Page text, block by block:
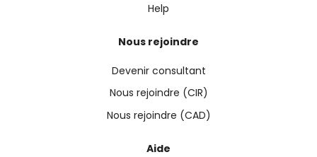
Help
Nous rejoindre
Devenir consultant
Nous rejoindre (CIR)
Nous rejoindre (CAD)
Aide